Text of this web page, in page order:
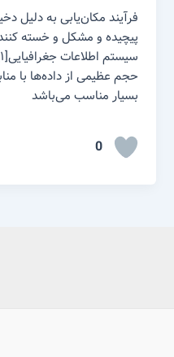
فرآیند مکان‌یابی به دلیل
حجم عظیمی از داده‌ها با
بسیار مناسب می‌باشد
0